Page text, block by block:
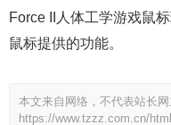
Force II人体工学游戏鼠
鼠标提供的功能。
本文来自网络，不代表站长
https://www.tzzz.com.cn/